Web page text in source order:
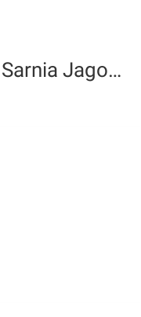
[Wrocław] Biedronka Sarnia Jagodno